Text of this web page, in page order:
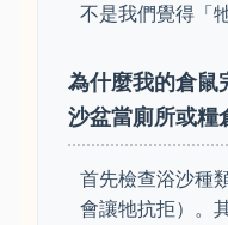
不是我們覺得「
為什麼我的倉鼠
沙盆當廁所或糧
首先檢查浴沙種
會讓牠抗拒）。